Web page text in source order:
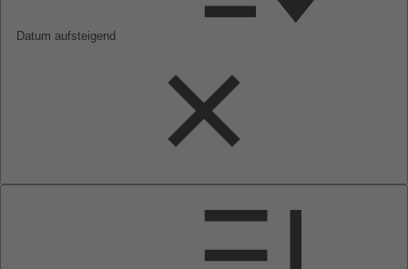
Datum aufsteigend